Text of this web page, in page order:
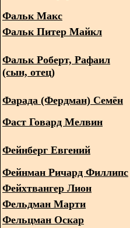
Фальк Макс
Фальк Питер Майкл
Фальк Роберт, Рафаил
(сын, отец)
Фарада (Фердман) Семён
Фаст Говард Мелвин
Фейнберг Евгений
Фейнман Ричард Филлипс
Фейхтвангер Лион
Фельдман Марти
Фельцман Оскар